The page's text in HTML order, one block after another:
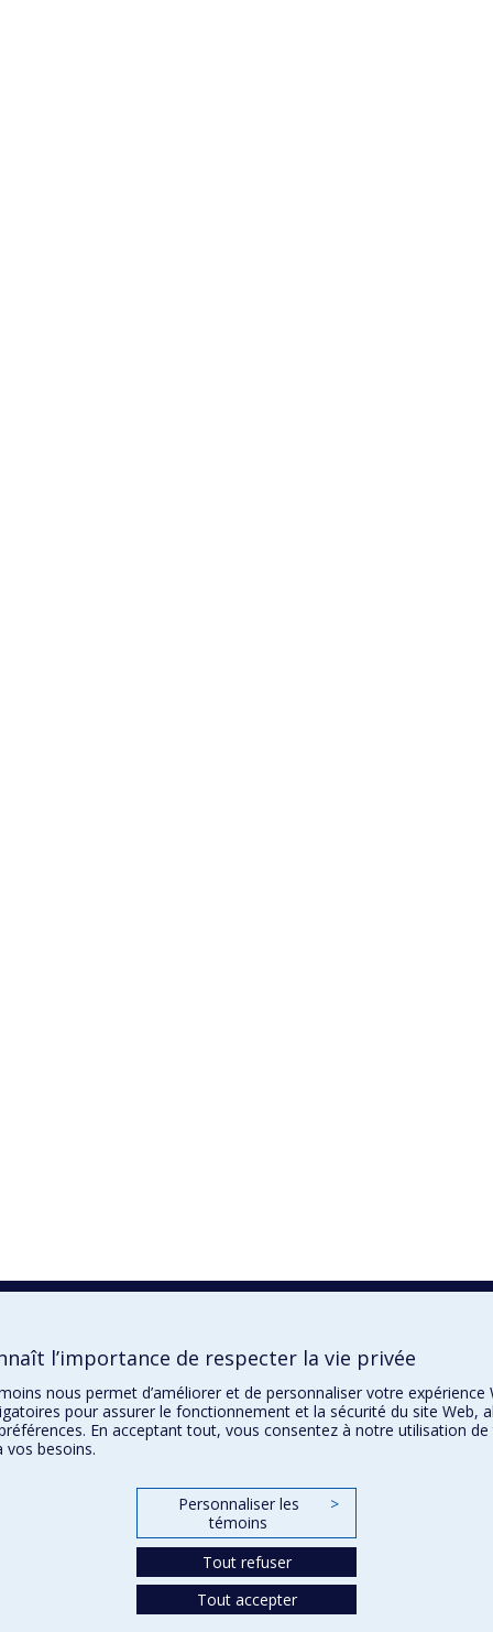
l’importance de respecter la vie privée
nous permet d’améliorer et de personnaliser votre expérience
pour assurer le fonctionnement et la sécurité du site Web,
En acceptant tout, vous consentez à notre utilisation
vos besoins.
Personnaliser les
témoins
>
Tout refuser
Tout accepter